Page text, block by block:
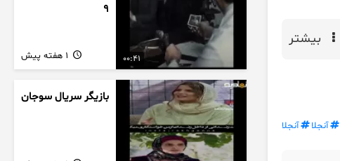
بیشتر
آنجلا آنجلا
00:41
9
بازیگر سریال سوجان